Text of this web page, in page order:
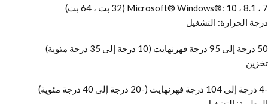
Microsoft® Windows®: 10 ، 8.1 ، 7 (32 بت ، 64 بت)
درجة الحرارة: التشغيل
50 درجة إلى 95 درجة فهرنهايت (10 درجة إلى 35 درجة مئوية)
تخزين
-4 درجة إلى 104 درجة فهرنهايت (-20 درجة إلى 40 درجة مئوية)